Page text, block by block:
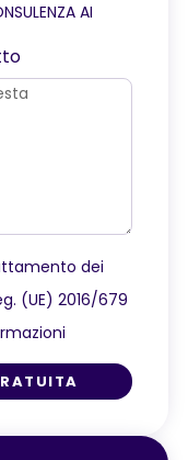
AI
dei
(UE) 2016/679